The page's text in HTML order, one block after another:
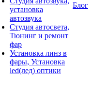
установка
автозвука
Студия автосвета,
Тюнинг и ремонт
фар
Установка линз в
фары, Установка
led(лед) оптики
Блог